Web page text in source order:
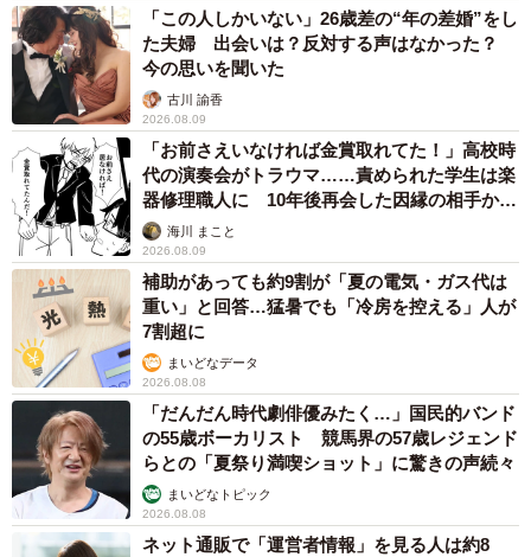
「この人しかいない」26歳差の“年の差婚”をし
た夫婦 出会いは？反対する声はなかった？
今の思いを聞いた
古川 諭香
2026.08.09
「お前さえいなければ金賞取れてた！」高校時
代の演奏会がトラウマ……責められた学生は楽
器修理職人に 10年後再会した因縁の相手から
思わぬ申し出【漫画】
海川 まこと
2026.08.09
補助があっても約9割が「夏の電気・ガス代は
重い」と回答…猛暑でも「冷房を控える」人が
7割超に
まいどなデータ
2026.08.08
「だんだん時代劇俳優みたく…」国民的バンド
の55歳ボーカリスト 競馬界の57歳レジェンド
らとの「夏祭り満喫ショット」に驚きの声続々
まいどなトピック
2026.08.08
ネット通販で「運営者情報」を見る人は約8